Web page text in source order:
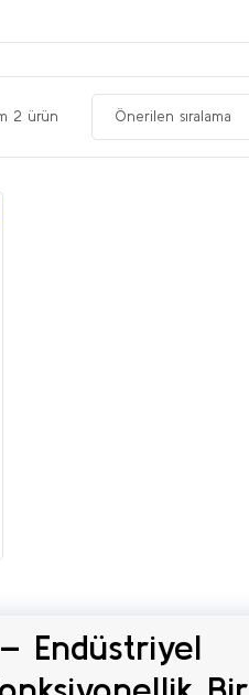
2 ürün
Endüstriyel